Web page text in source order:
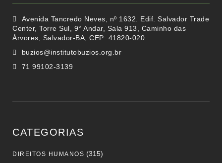
Avenida Tancredo Neves, nº 1632. Edif. Salvador Trade
Center, Torre Sul, 9° Andar, Sala 913, Caminho das
Árvores, Salvador-BA, CEP: 41820-020
buzios@institutobuzios.org.br
71 99102-3139
CATEGORIAS
DIREITOS HUMANOS (315)